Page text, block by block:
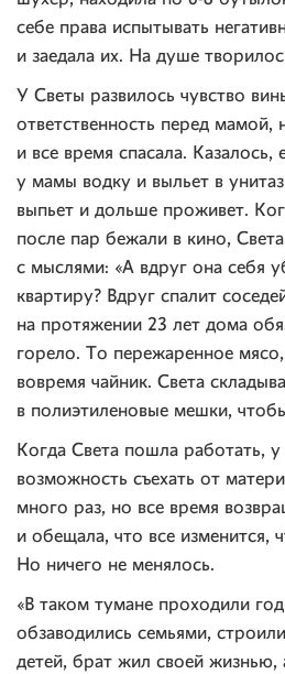
себе права испытывать
и заедала их. На душе
У Светы развилось чувство
ответственность перед мамой,
и все время спасала. Казалось,
у мамы водку и выльет в
выпьет и дольше проживет.
после пар бежали в кино,
с мыслями: «А вдруг она себя
квартиру? Вдруг спалит
на протяжении 23 лет дома
горело. То пережаренное
вовремя чайник. Света
в полиэтиленовые мешки,
Когда Света пошла работать, у
возможность съехать от
много раз, но все время
и обещала, что все изменится,
Но ничего не менялось.
«В таком тумане проходили
обзаводились семьями,
детей, брат жил своей жизнью,